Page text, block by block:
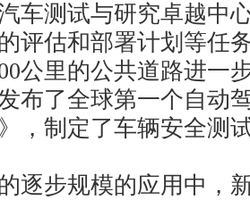
车测试与研究卓越中
评估和部署计划等任
公里的公共道路进一
布了全球第一个自动
》，制定了车辆安全测
步规模的应用中，